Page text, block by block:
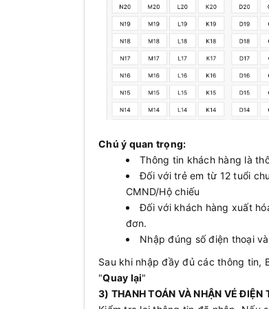
Chú ý quan trọng:
Thông tin khách hàng là
Đối với trẻ em từ 12 tuổi
CMND/Hộ chiếu
Đối với khách hàng xuất
đơn.
Nhập đúng số điện thoại
Sau khi nhập đầy đủ các thông tin,
"Quay lại"
3) THANH TOÁN VÀ NHẬN VÉ ĐIỆN